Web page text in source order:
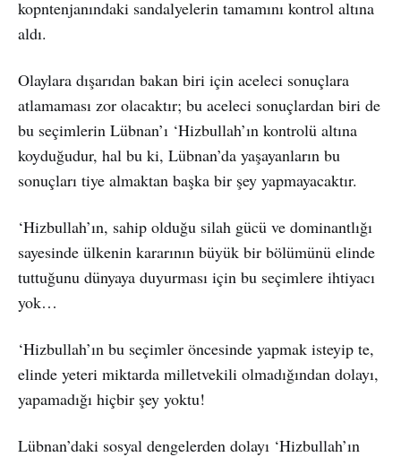
kopntenjanındaki sandalyelerin tamamını kontrol altına
aldı.
Olaylara dışarıdan bakan biri için aceleci sonuçlara
atlamaması zor olacaktır; bu aceleci sonuçlardan biri de
bu seçimlerin Lübnan’ı ‘Hizbullah’ın kontrolü altına
koyduğudur, hal bu ki, Lübnan’da yaşayanların bu
sonuçları tiye almaktan başka bir şey yapmayacaktır.
‘Hizbullah’ın, sahip olduğu silah gücü ve dominantlığı
sayesinde ülkenin kararının büyük bir bölümünü elinde
tuttuğunu dünyaya duyurması için bu seçimlere ihtiyacı
yok…
‘Hizbullah’ın bu seçimler öncesinde yapmak isteyip te,
elinde yeteri miktarda milletvekili olmadığından dolayı,
yapamadığı hiçbir şey yoktu!
Lübnan’daki sosyal dengelerden dolayı ‘Hizbullah’ın